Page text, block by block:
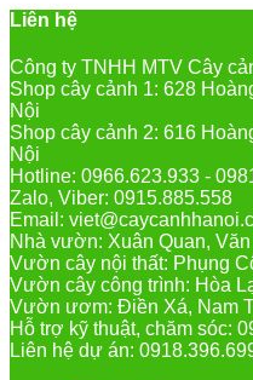
Liên hệ
Công ty TNHH MTV Cây
Shop cây cảnh 1: 628
Nội
Shop cây cảnh 2: 616
Nội
Hotline: 0966.623.933 -
Zalo, Viber: 0915.885.558
Email:
Nhà vườn: Xuân Quan,
Vườn cây nội thất: Phụng
Vườn cây công trình: Hòa
Vườn ươm: Điền Xá, Nam
Hỗ trợ kỹ thuật, chăm sóc:
Liên hệ dự án: